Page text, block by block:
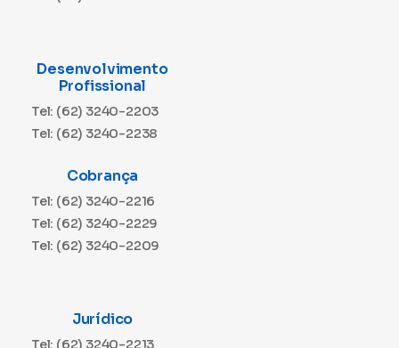
Desenvolvimento
Profissional
Tel: (62) 3240-2203
Tel: (62) 3240-2238
Cobrança
Tel: (62) 3240-2216
Tel: (62) 3240-2229
Tel: (62) 3240-2209
Jurídico
Tel: (62) 3240-2213